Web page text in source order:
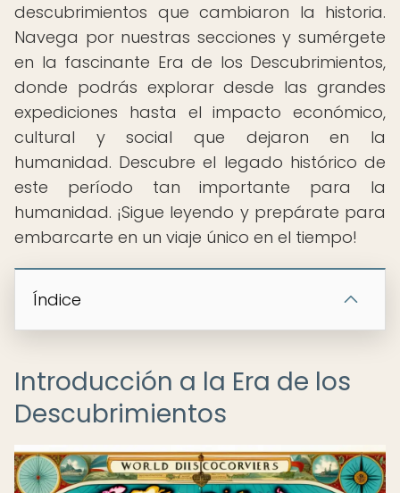
descubrimientos que cambiaron la historia.
Navega por nuestras secciones y sumérgete
en la fascinante Era de los Descubrimientos,
donde podrás explorar desde las grandes
expediciones hasta el impacto económico,
cultural y social que dejaron en la
humanidad. Descubre el legado histórico de
este período tan importante para la
humanidad. ¡Sigue leyendo y prepárate para
embarcarte en un viaje único en el tiempo!
Índice
Introducción a la Era de los
Descubrimientos